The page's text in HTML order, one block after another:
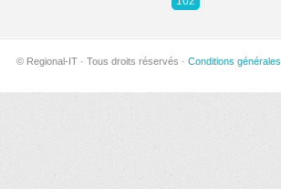
© Regional-IT · Tous droits réservés · Conditions générales